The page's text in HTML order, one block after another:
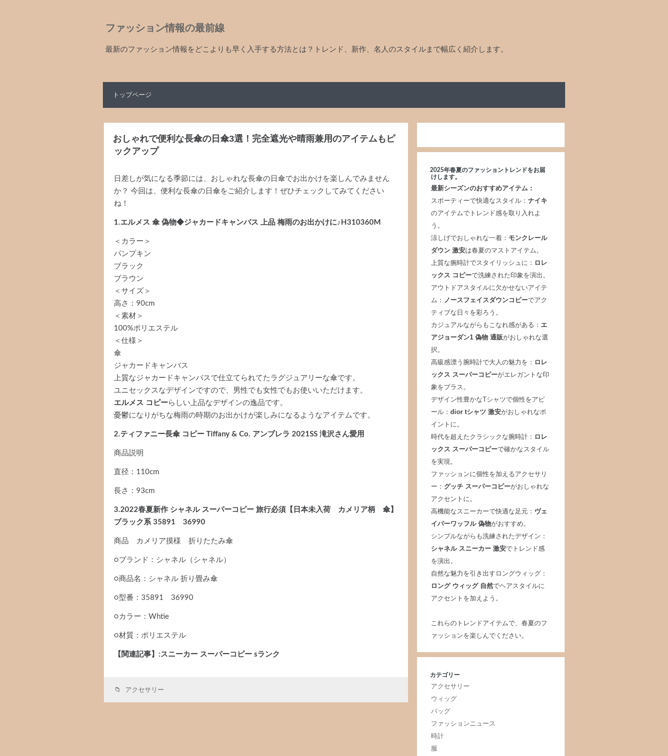
ファッション情報の最前線
最新のファッション情報をどこよりも早く入手する方法とは？トレンド、新作、名人のスタイルまで幅広く紹介します。
トップページ
おしゃれで便利な長傘の日傘3選！完全遮光や晴雨兼用のアイテムもピ
ックアップ
日差しが気になる季節には、おしゃれな長傘の日傘でお出かけを楽しんでみません
か？ 今回は、便利な長傘の日傘をご紹介します！ぜひチェックしてみてください
ね！
1.エルメス 傘 偽物◆ジャカードキャンバス 上品 梅雨のお出かけに♪H310360M
＜カラー＞
パンプキン
ブラック
ブラウン
＜サイズ＞
高さ：90cm
＜素材＞
100%ポリエステル
＜仕様＞
傘
ジャカードキャンバス
上質なジャカードキャンバスで仕立てられてたラグジュアリーな傘です。
ユニセックスなデザインですので、男性でも女性でもお使いいただけます。
エルメス コピーらしい上品なデザインの逸品です。
憂鬱になりがちな梅雨の時期のお出かけが楽しみになるようなアイテムです。
2.ティファニー長傘 コピー Tiffany & Co. アンブレラ 2021SS 滝沢さん愛用
商品説明
直径：110cm
長さ：93cm
3.2022春夏新作 シャネル スーパーコピー 旅行必須【日本未入荷 カメリア柄 傘】
ブラック系 35891 36990
商品 カメリア摸様 折りたたみ傘
○ブランド：シャネル（シャネル）
○商品名：シャネル 折り畳み傘
○型番：35891 36990
○カラー：Whtie
○材質：ポリエステル
【関連記事】:スニーカー スーパーコピー sランク
アクセサリー
2025年春夏のファッショントレンドをお届
けします。
最新シーズンのおすすめアイテム：
スポーティーで快適なスタイル：ナイキ
のアイテムでトレンド感を取り入れよ
う。
涼しげでおしゃれな一着： モンクレール
ダウン 激安は春夏のマストアイテム。
上質な腕時計でスタイリッシュに： ロレ
ックス コピーで洗練された印象を演出。
アウトドアスタイルに欠かせないアイテ
ム： ノースフェイスダウンコピーでアク
ティブな日々を彩ろう。
カジュアルながらもこなれ感がある： エ
アジョーダン1 偽物 通販がおしゃれな選
択。
高級感漂う腕時計で大人の魅力を： ロレ
ックス スーパーコピーがエレガントな印
象をプラス。
デザイン性豊かなTシャツで個性をアピ
ール：dior tシャツ 激安がおしゃれなポ
イントに。
時代を超えたクラシックな腕時計： ロレ
ックス スーパーコピーで確かなスタイル
を実現。
ファッションに個性を加えるアクセサリ
ー： グッチ スーパーコピーがおしゃれな
アクセントに。
高機能なスニーカーで快適な足元： ヴェ
イパーワッフル 偽物がおすすめ。
シンプルながらも洗練されたデザイン：
シャネル スニーカー 激安でトレンド感
を演出。
自然な魅力を引き出すロングウィッグ：
ロング ウィッグ 自然でヘアスタイルに
アクセントを加えよう。
これらのトレンドアイテムで、春夏のフ
ァッションを楽しんでください。
カテゴリー
アクセサリー
ウィッグ
バッグ
ファッションニュース
時計
服